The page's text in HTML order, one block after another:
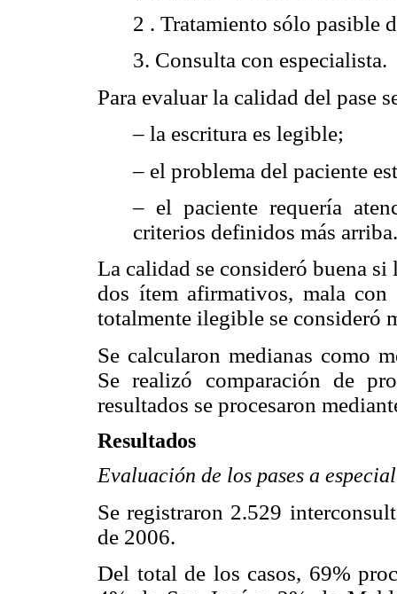
2 . Tratamiento sólo pasible
3. Consulta con especialista.
Para evaluar la calidad del pase
– la escritura es legible;
– el problema del paciente
– el paciente requería
criterios definidos más arriba.
La calidad se consideró buena
dos ítem afirmativos, mala
totalmente ilegible se consideró
Se calcularon medianas como
Se realizó comparación de
resultados se procesaron
Resultados
Evaluación de los pases a
Se registraron 2.529
de 2006.
Del total de los casos, 69%